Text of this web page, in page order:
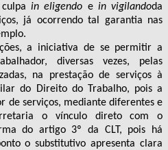
culpain eligendo e in vigilandoda
já ocorrendo tal garantia nas
a iniciativa de se permitir a
diversas vezes, pelas
na prestação de serviços à
do Direito do Trabalho, pois a
de serviços, mediante diferentes e
o vínculo direto com o
do artigo 3º da CLT, pois há
o substitutivo apresenta clara